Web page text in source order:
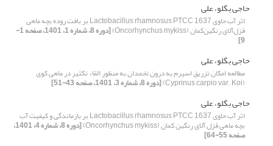
حاجی بگلو، علی
اثر آب حاوی Lactobacillus rhamnosus PTCC 1637 بر بافت روده بچه ماهی
قزل‌آلای رنگین‌کمان (Oncorhynchus mykiss) [دوره 8، شماره 1، 1401، صفحه 1-
9]
حاجی بگلو، علی
مطالعه امکان تزریق اسپرم به درون تخمدان به منظور القاء تکثیر در ماهی کوی
(Cyprinus carpio var. Koi) [دوره 8، شماره 3، 1401، صفحه 43-51]
حاجی بگلو، علی
اثر آب حاوی Lactobacillus rhamnosus PTCC 1637 بر بازماندگی و کیفیت آب
بچه ماهی قزل آلای رنگین کمان (Oncorhynchus mykiss) [دوره 8، شماره 4، 1401،
صفحه 55-64]